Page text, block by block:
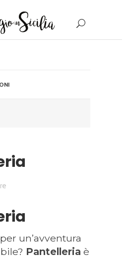
un’avventura
Pantelleria è